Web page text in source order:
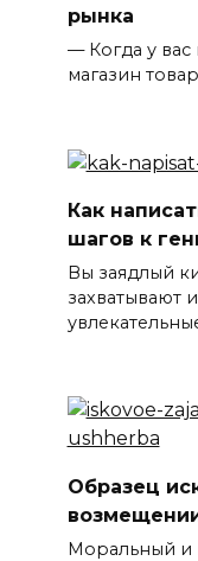
рынка
— Когда у вас
магазин
Как
шагов к
Вы заядлый
захватывают
Образец
Моральный и